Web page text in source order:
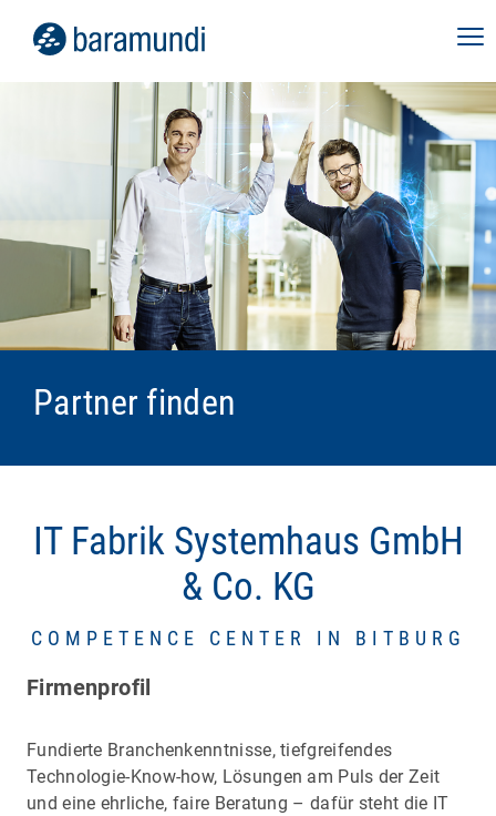
Partner finden
IT Fabrik Systemhaus GmbH
& Co. KG
COMPETENCE CENTER IN BITBURG
Firmenprofil
Fundierte Branchenkenntnisse, tiefgreifendes
Technologie-Know-how, Lösungen am Puls der Zeit
und eine ehrliche, faire Beratung – dafür steht die IT